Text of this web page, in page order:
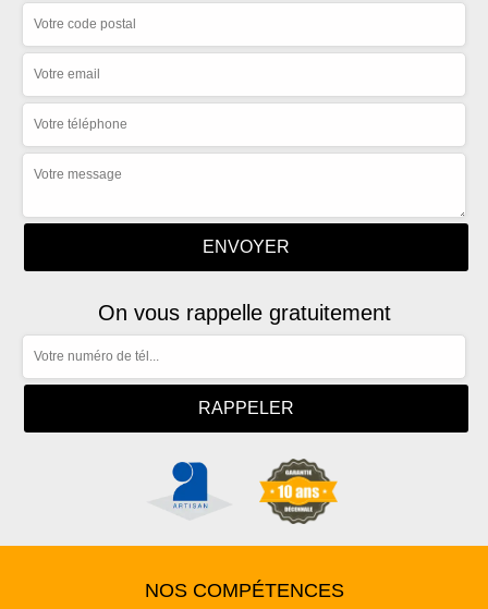
On vous rappelle gratuitement
NOS COMPÉTENCES